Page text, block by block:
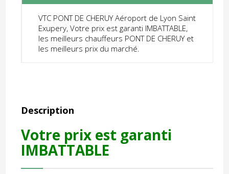
VTC PONT DE CHERUY Aéroport de Lyon Saint
Exupery, Votre prix est garanti IMBATTABLE,
les meilleurs chauffeurs PONT DE CHERUY et
les meilleurs prix du marché.
Description
Votre prix est garanti
IMBATTABLE